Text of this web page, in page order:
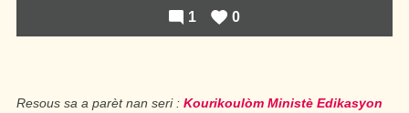
1 0
Resous sa a parèt nan seri : Kourikoulòm Ministè Edikasyon